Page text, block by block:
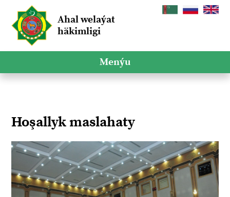
Ahal welaýat
häkimligi
Menýu
Hoşallyk maslahaty